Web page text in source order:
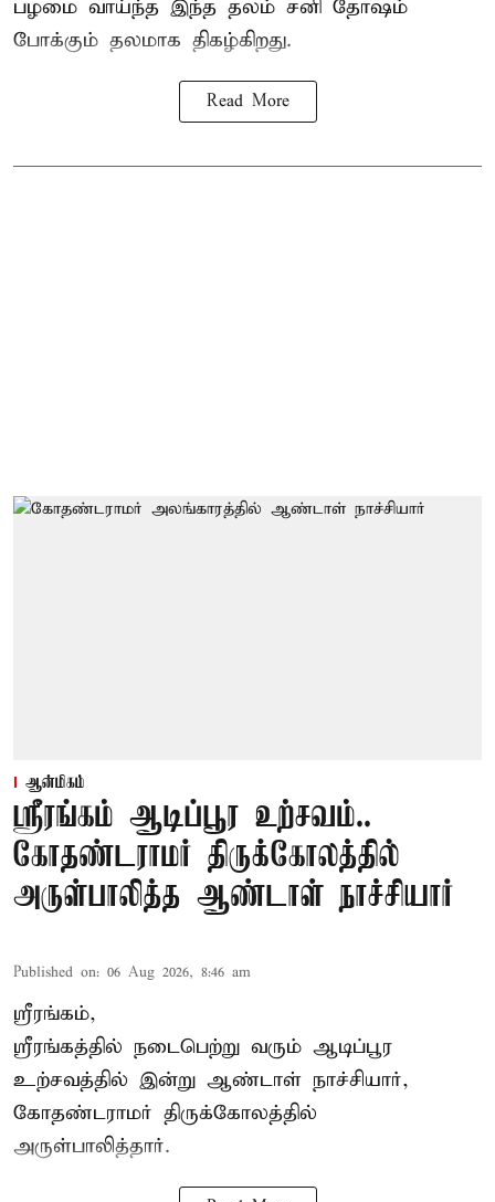
பழமை வாய்ந்த இந்த தலம் சனி தோஷம்
போக்கும் தலமாக திகழ்கிறது.
Read More
ஆன்மிகம்
ஸ்ரீரங்கம் ஆடிப்பூர உற்சவம்..
கோதண்டராமர் திருக்கோலத்தில்
அருள்பாலித்த ஆண்டாள் நாச்சியார்
Published on: 06 Aug 2026, 8:46 am
ஸ்ரீரங்கம்,
ஸ்ரீரங்கத்தில் நடைபெற்று வரும் ஆடிப்பூர
உற்சவத்தில் இன்று ஆண்டாள் நாச்சியார்,
கோதண்டராமர் திருக்கோலத்தில்
அருள்பாலித்தார்.